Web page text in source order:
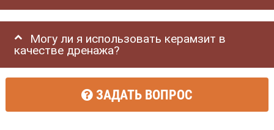
Могу ли я использовать керамзит в
качестве дренажа?
ЗАДАТЬ ВОПРОС